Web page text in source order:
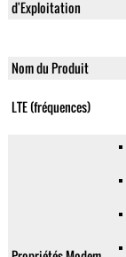
d'Exploitation
Nom du Produit
LTE (fréquences)